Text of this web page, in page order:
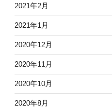
2021年2月
2021年1月
2020年12月
2020年11月
2020年10月
2020年8月